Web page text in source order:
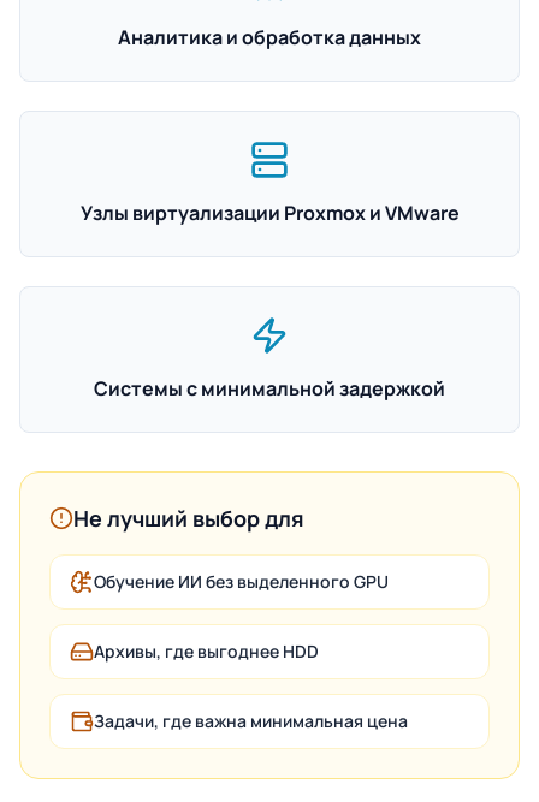
Аналитика и обработка данных
Узлы виртуализации Proxmox и VMware
Системы с минимальной задержкой
Не лучший выбор для
Обучение ИИ без выделенного GPU
Архивы, где выгоднее HDD
Задачи, где важна минимальная цена